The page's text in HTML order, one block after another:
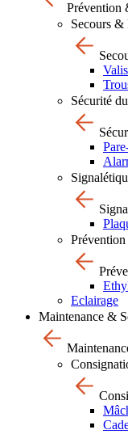
Prévention
Secours &
Sécurité
Prévention
Eclairage
Maintenance &